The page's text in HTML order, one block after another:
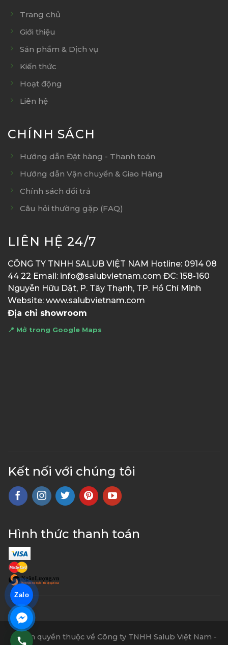
Trang chủ
Giới thiệu
Sản phẩm & Dịch vụ
Kiến thức
Hoạt động
Liên hệ
CHÍNH SÁCH
Hướng dẫn Đặt hàng - Thanh toán
Hướng dẫn Vận chuyển & Giao Hàng
Chính sách đổi trả
Câu hỏi thường gặp (FAQ)
LIÊN HỆ 24/7
CÔNG TY TNHH SALUB VIỆT NAM Hotline: 0914 08
44 22 Email: info@salubvietnam.com ĐC: 158-160
Nguyễn Hữu Dật, P. Tây Thạnh, TP. Hồ Chí Minh
Website: www.salubvietnam.com
Địa chỉ showroom
📍 Mở trong Google Maps
Kết nối với chúng tôi
Hình thức thanh toán
© Bản quyền thuộc về Công ty TNHH Salub Việt Nam -
Zalo